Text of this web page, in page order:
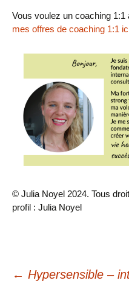
Vous voulez un coaching
mes offres de coaching 1:1
© Julia Noyel 2024. Tous
profil : Julia Noyel
Navigation
← Hypersensible –